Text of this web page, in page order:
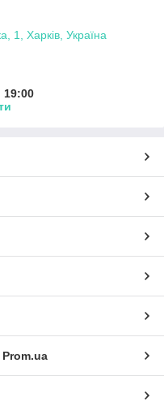
1, Харків, Україна
19:00
Prom.ua